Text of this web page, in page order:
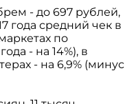
- до 697 рублей,
года средний чек в
по
- на 14%), в
- на 6,9% (минус